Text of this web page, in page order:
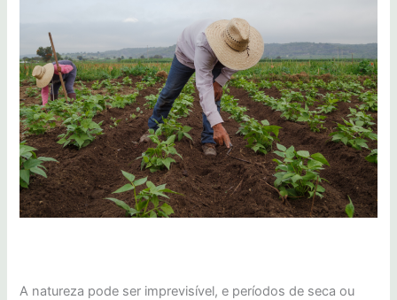
A natureza pode ser imprevisível, e períodos de seca ou